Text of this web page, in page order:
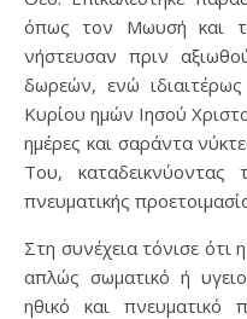
όπως τον Μωυσή και
νήστευσαν πριν
δωρεών, ενώ
Κυρίου ημών Ιησού
ημέρες και σαράντα
Του,
πνευματικής
Στη συνέχεια τόνισε ότι
απλώς σωματικό ή
ηθικό και πνευματικό